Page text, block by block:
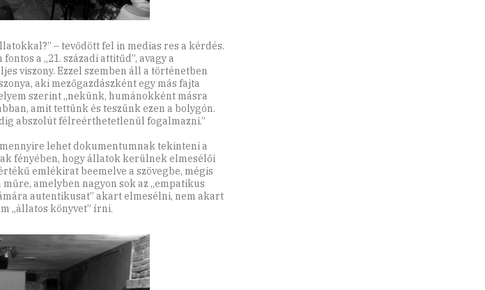
– tevődött fel in medias res a kérdés.
a „21. századi attitűd”, avagy a
viszony. Ezzel szemben áll a történetben
aki mezőgazdászként egy más fajta
szerint „nekünk, humánokként másra
amit tettünk és teszünk ezen a bolygón.
abszolút félreérthetetlenül fogalmazni.”
lehet dokumentumnak tekinteni a
fényében, hogy állatok kerülnek elmesélői
emlékirat beemelve a szövegbe, mégis
amelyben nagyon sok az „empatikus
autentikusat” akart elmesélni, nem akart
„állatos könyvet” írni.